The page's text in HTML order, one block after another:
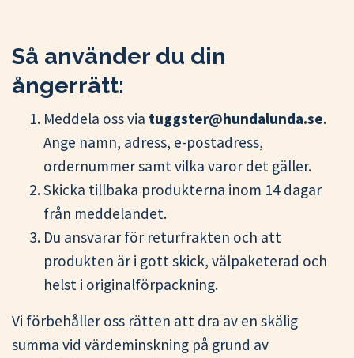
Så använder du din
ångerrätt:
Meddela oss via tuggster@hundalunda.se.
Ange namn, adress, e-postadress,
ordernummer samt vilka varor det gäller.
Skicka tillbaka produkterna inom 14 dagar
från meddelandet.
Du ansvarar för returfrakten och att
produkten är i gott skick, välpaketerad och
helst i originalförpackning.
Vi förbehåller oss rätten att dra av en skälig
summa vid värdeminskning på grund av